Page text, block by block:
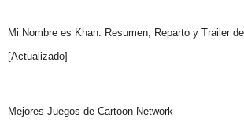
Mi Nombre es Khan: Resumen, Reparto y Trailer
[Actualizado]
Mejores Juegos de Cartoon Network